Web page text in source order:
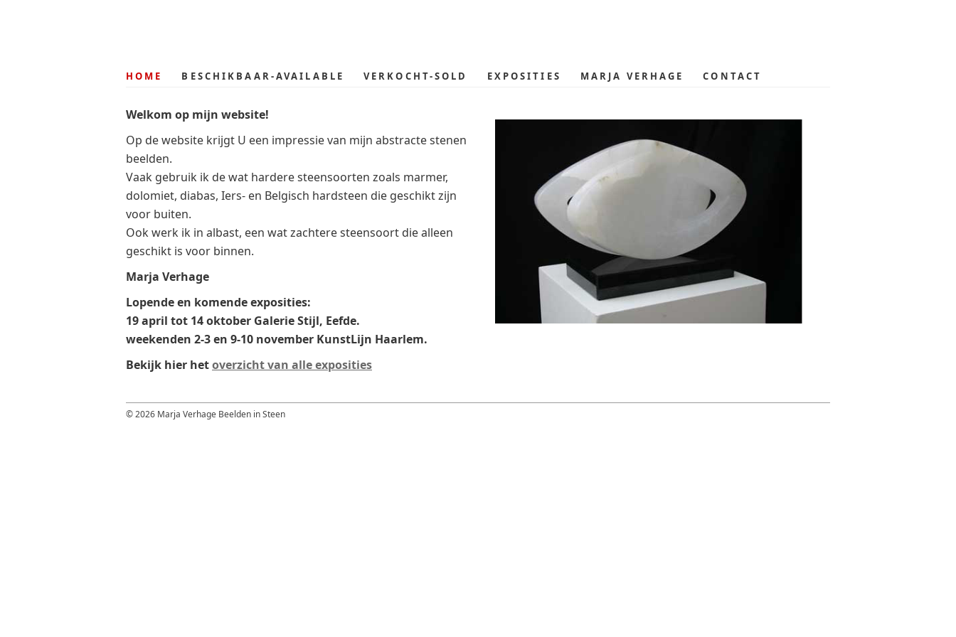
HOME BESCHIKBAAR-AVAILABLE VERKOCHT-SOLD EXPOSITIES MARJA VERHAGE CONTACT
Welkom op mijn website!
Op de website krijgt U een impressie van mijn abstracte stenen
beelden.
Vaak gebruik ik de wat hardere steensoorten zoals marmer,
dolomiet, diabas, Iers- en Belgisch hardsteen die geschikt zijn
voor buiten.
Ook werk ik in albast, een wat zachtere steensoort die alleen
geschikt is voor binnen.
Marja Verhage
Lopende en komende exposities:
19 april tot 14 oktober Galerie Stijl, Eefde.
weekenden 2-3 en 9-10 november KunstLijn Haarlem.
Bekijk hier hetoverzicht van alle exposities
© 2026 Marja Verhage Beelden in Steen